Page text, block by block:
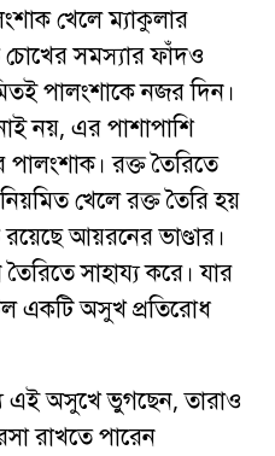
খেলে ম্যাকুলার
সমস্যার ফাঁদও
পালংশাকে নজর দিন।
নয়, এর পাশাপাশি
রক্ত তৈরিতে
খেলে রক্ত তৈরি হয়
আয়রনের ভাণ্ডার।
সাহায্য করে। যার
একটি অসুখ প্রতিরোধ
এই অসুখে ভুগছেন, তারাও
রাখতে পারেন